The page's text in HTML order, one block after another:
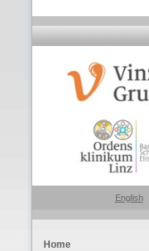
English
Home